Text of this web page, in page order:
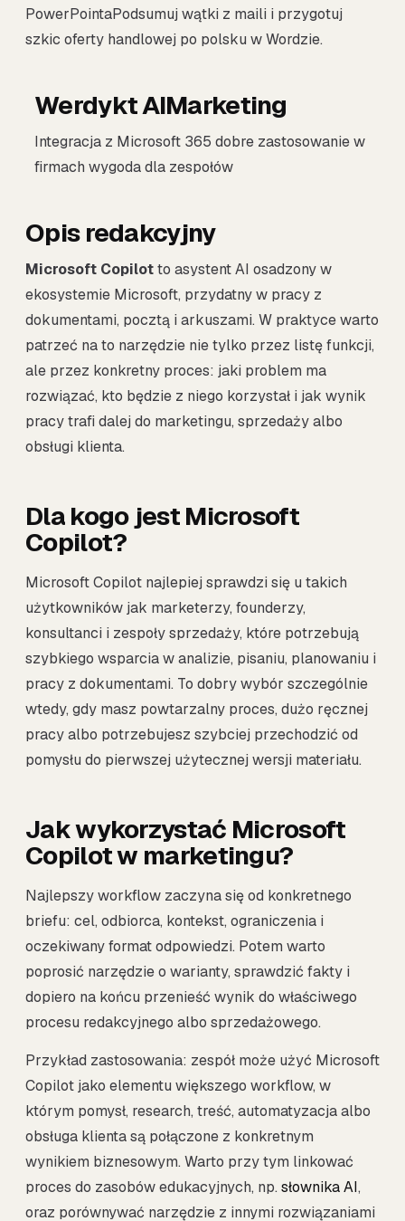
PowerPointaPodsumuj wątki z maili i przygotuj
szkic oferty handlowej po polsku w Wordzie.
Werdykt AIMarketing
Integracja z Microsoft 365 dobre zastosowanie w
firmach wygoda dla zespołów
Opis redakcyjny
Microsoft Copilotto asystent AI osadzony w
ekosystemie Microsoft, przydatny w pracy z
dokumentami, pocztą i arkuszami. W praktyce warto
patrzeć na to narzędzie nie tylko przez listę funkcji,
ale przez konkretny proces: jaki problem ma
rozwiązać, kto będzie z niego korzystał i jak wynik
pracy trafi dalej do marketingu, sprzedaży albo
obsługi klienta.
Dla kogo jest Microsoft
Copilot?
Microsoft Copilot najlepiej sprawdzi się u takich
użytkowników jak marketerzy, founderzy,
konsultanci i zespoły sprzedaży, które potrzebują
szybkiego wsparcia w analizie, pisaniu, planowaniu i
pracy z dokumentami. To dobry wybór szczególnie
wtedy, gdy masz powtarzalny proces, dużo ręcznej
pracy albo potrzebujesz szybciej przechodzić od
pomysłu do pierwszej użytecznej wersji materiału.
Jak wykorzystać Microsoft
Copilot w marketingu?
Najlepszy workflow zaczyna się od konkretnego
briefu: cel, odbiorca, kontekst, ograniczenia i
oczekiwany format odpowiedzi. Potem warto
poprosić narzędzie o warianty, sprawdzić fakty i
dopiero na końcu przenieść wynik do właściwego
procesu redakcyjnego albo sprzedażowego.
Przykład zastosowania: zespół może użyć Microsoft
Copilot jako elementu większego workflow, w
którym pomysł, research, treść, automatyzacja albo
obsługa klienta są połączone z konkretnym
wynikiem biznesowym. Warto przy tym linkować
proces do zasobów edukacyjnych, np. słownika AI,
oraz porównywać narzędzie z innymi rozwiązaniami